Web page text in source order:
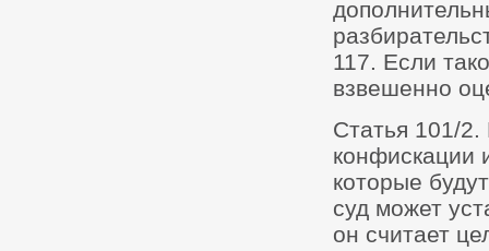
117. Если
взвешенно
Статья 101/2.
конфискации
которые
суд может
он считает